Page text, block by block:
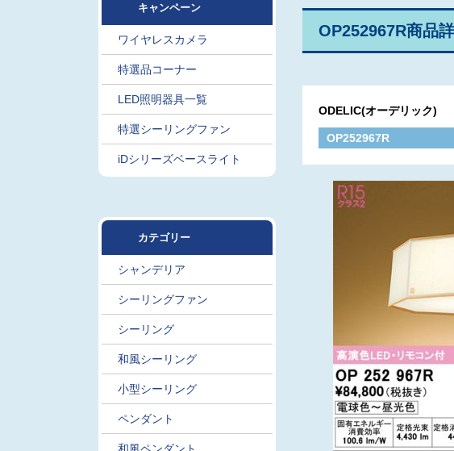
キャンペーン
ワイヤレスカメラ
特選品コーナー
LED照明器具一覧
特選シーリングファン
iDシリーズベースライト
カテゴリー
シャンデリア
シーリングファン
シーリング
和風シーリング
小型シーリング
ペンダント
OP252967R商品
ODELIC(オーデリック)
OP252967R